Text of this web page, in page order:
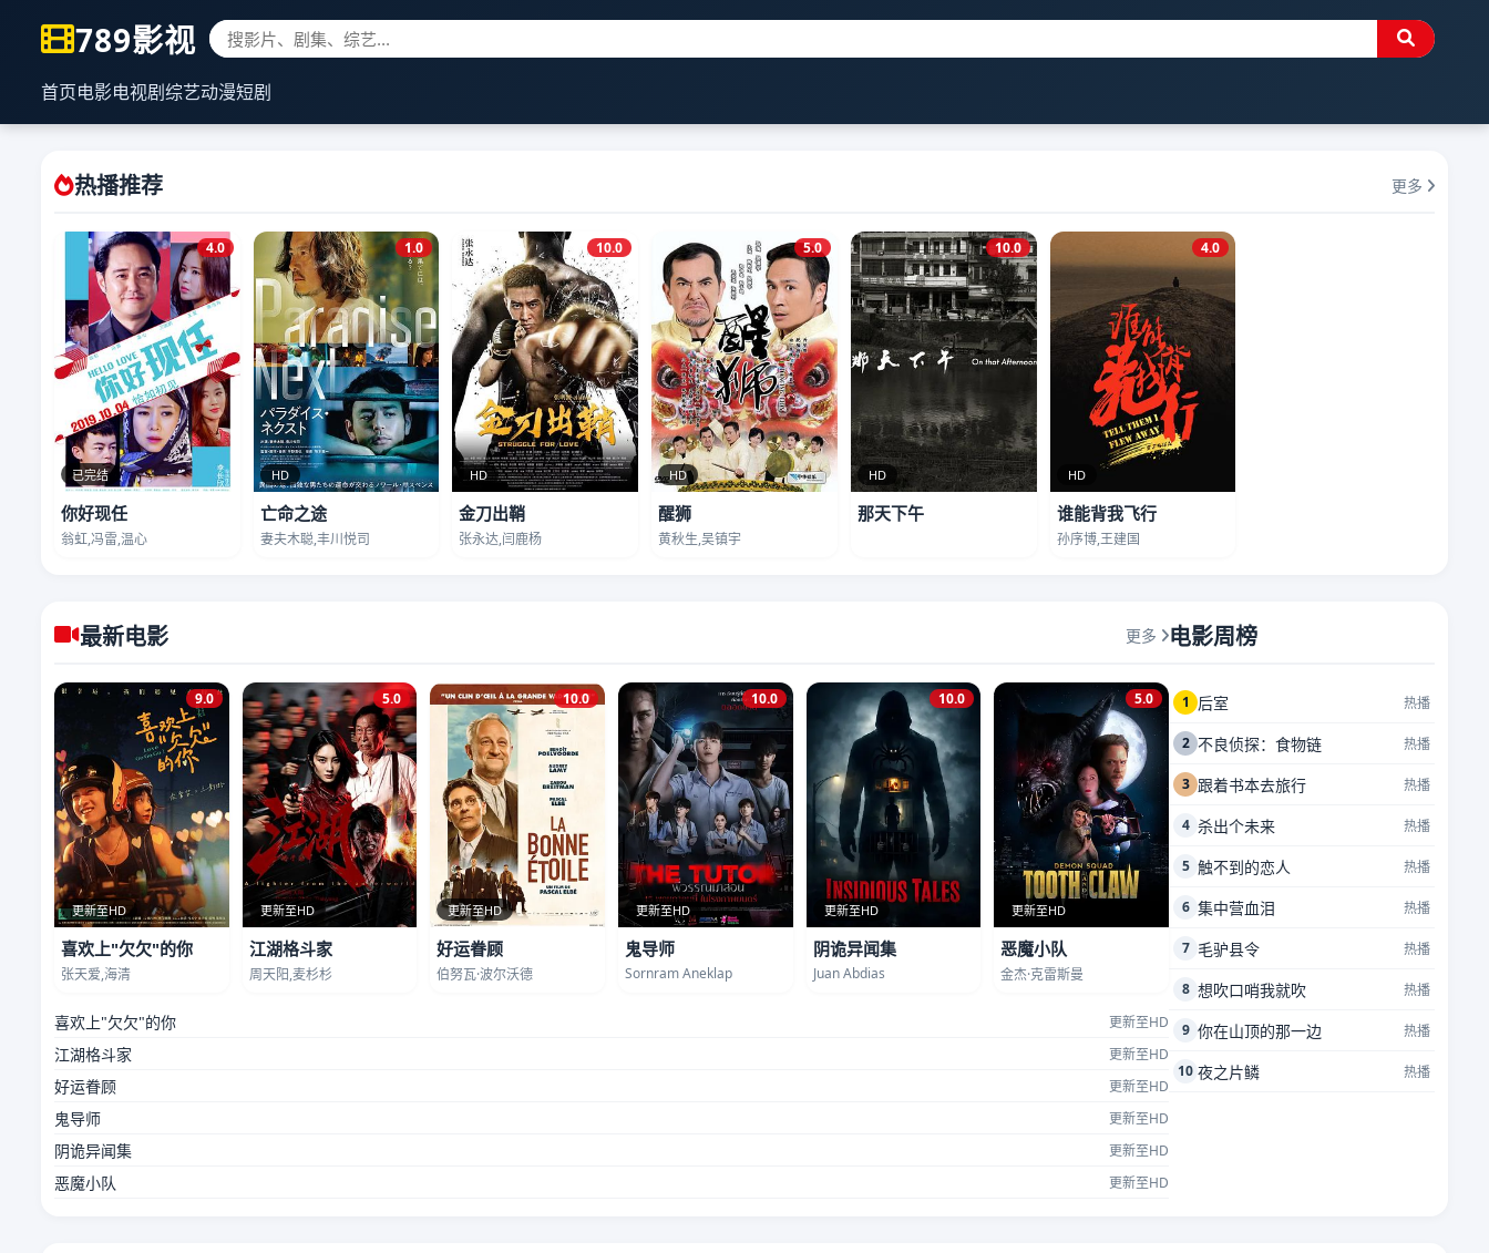
789影视
首页电影电视剧综艺动漫短剧
热播推荐 更多
已完结
4.0
你好现任
翁虹,冯雷,温心
HD
1.0
亡命之途
妻夫木聪,丰川悦司
HD
10.0
金刀出鞘
张永达,闫鹿杨
HD
5.0
醒狮
黄秋生,吴镇宇
HD
10.0
那天下午
HD
4.0
谁能背我飞行
孙序博,王建国
最新电影 更多
更新至HD
9.0
喜欢上"欠欠"的你
张天爱,海清
更新至HD
5.0
江湖格斗家
周天阳,麦杉杉
更新至HD
10.0
好运眷顾
伯努瓦·波尔沃德
更新至HD
10.0
鬼导师
Sornram Aneklap
更新至HD
10.0
阴诡异闻集
Juan Abdias
更新至HD
5.0
恶魔小队
金杰·克雷斯曼
喜欢上"欠欠"的你 更新至HD
江湖格斗家 更新至HD
好运眷顾 更新至HD
鬼导师 更新至HD
阴诡异闻集 更新至HD
恶魔小队 更新至HD
电影周榜
1 后室 热播
2 不良侦探：食物链 热播
3 跟着书本去旅行 热播
4 杀出个未来 热播
5 触不到的恋人 热播
6 集中营血泪 热播
7 毛驴县令 热播
8 想吹口哨我就吹 热播
9 你在山顶的那一边 热播
10 夜之片鳞 热播